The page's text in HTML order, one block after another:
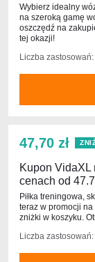
Wybierz idealny
na szeroką gamę
oszczędź na
tej okazji!
Liczba
47,70 zł
Kupon VidaXL
cenach od
Piłka treningowa,
teraz w promocji
zniżki w koszyku.
Liczba